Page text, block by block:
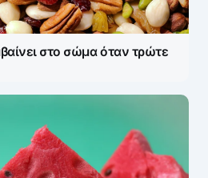
στο σώμα όταν τρώτε